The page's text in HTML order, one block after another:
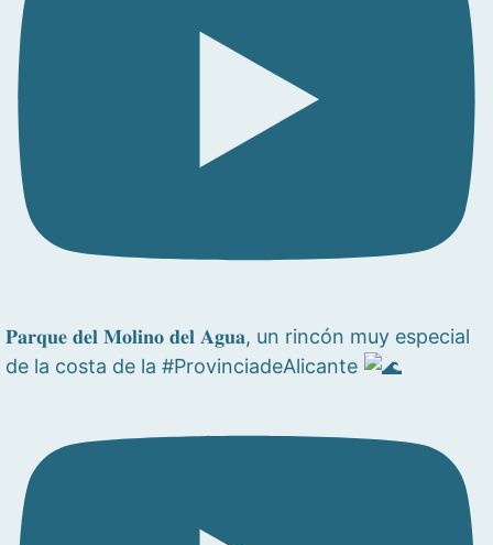
𝐏𝐚𝐫𝐪𝐮𝐞 𝐝𝐞𝐥 𝐌𝐨𝐥𝐢𝐧𝐨 𝐝𝐞𝐥 𝐀𝐠𝐮𝐚, un rincón muy especial
de la costa de la #ProvinciadeAlicante